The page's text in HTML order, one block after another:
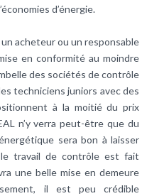
d’énergie.
acheteur ou un responsable
en conformité au moindre
des sociétés de contrôle
techniciens juniors avec des
à la moitié du prix
n’y verra peut-être que du
sera bon à laisser
travail de contrôle est fait
une belle mise en demeure
il est peu crédible